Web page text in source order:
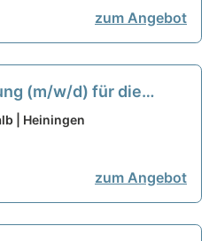
zum Angebot
(m/w/d) für die
in Teilzeit - Ein
| Heiningen
zum Angebot